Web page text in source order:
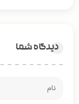
دیدگاه شما